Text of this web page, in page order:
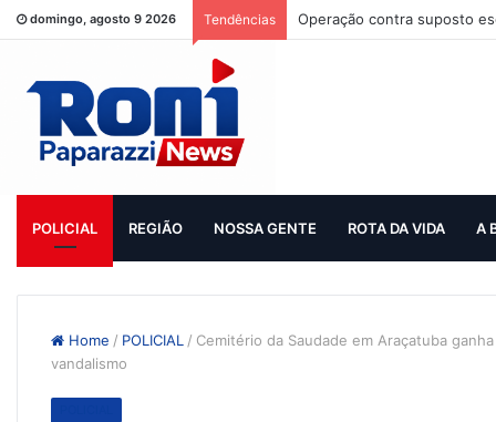
domingo, agosto 9 2026 Tendências Operação contra suposto
POLICIAL REGIÃO NOSSA GENTE ROTA DA VIDA A
Home / POLICIAL / Cemitério da Saudade em Araçatuba
vandalismo